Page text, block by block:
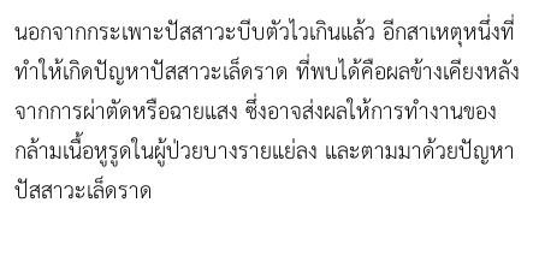
นอกจากกระเพาะปัสสาวะบีบตัวไวเกินแล้ว อีกสาเหตุหนึ่งที่
ทำให้เกิดปัญหาปัสสาวะเล็ดราด ที่พบได้คือผลข้างเคียงหลัง
จากการผ่าตัดหรือฉายแสง ซึ่งอาจส่งผลให้การทำงานของ
กล้ามเนื้อหูรูดในผู้ป่วยบางรายแย่ลง และตามมาด้วยปัญหา
ปัสสาวะเล็ดราด